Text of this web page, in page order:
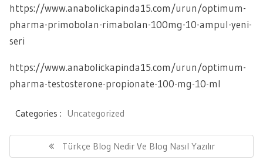
https://www.anabolickapinda15.com/urun/optimum-
pharma-primobolan-rimabolan-100mg-10-ampul-yeni-
seri
https://www.anabolickapinda15.com/urun/optimum-
pharma-testosterone-propionate-100-mg-10-ml
Categories : Uncategorized
gezinmesi
Previous
Türkçe Blog Nedir Ve Blog Nasıl Yazılır